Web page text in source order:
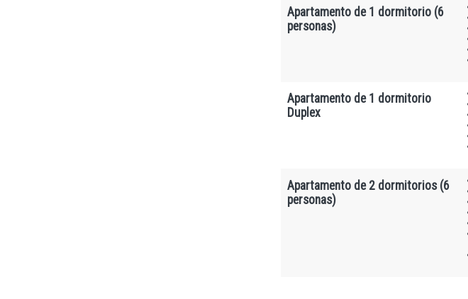
Apartamento de 1 dormitorio (6
personas)
Apartamento de 1 dormitorio
Duplex
Apartamento de 2 dormitorios (6
personas)